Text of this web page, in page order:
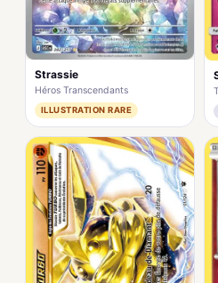
Strassie
Héros Transcendants
ILLUSTRATION RARE